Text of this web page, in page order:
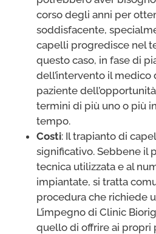
corso degli anni per
soddisfacente,
capelli progredisce nel
questo caso, in fase di
dell’intervento il medico
paziente
termini di più uno o più
tempo.
Costi: Il trapianto di
significativo. Sebbene il
tecnica utilizzata e al
impiantate, si tratta
procedura che richiede
L’impegno di Clinic
quello di offrire ai propri